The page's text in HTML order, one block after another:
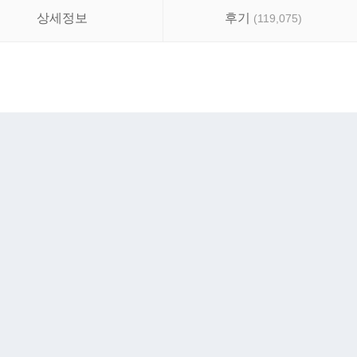
상세정보 후기 (119,075)